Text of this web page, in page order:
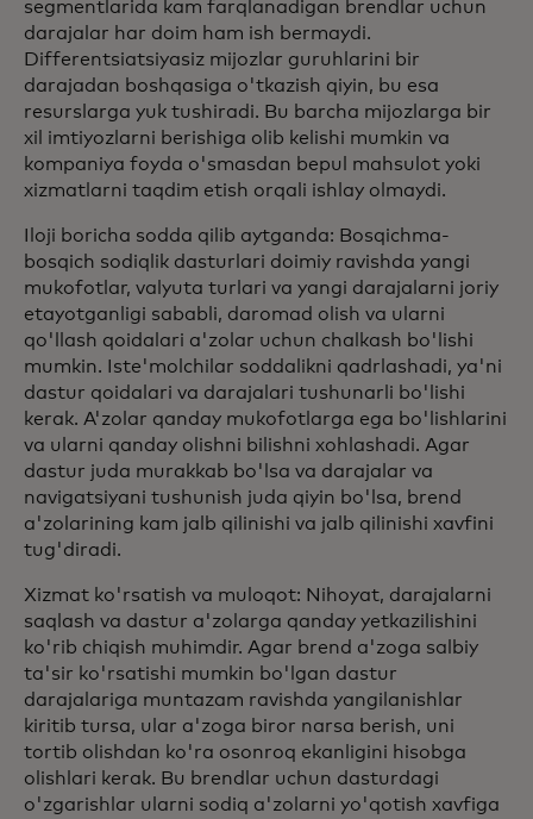
segmentlarida kam farqlanadigan brendlar uchun
darajalar har doim ham ish bermaydi.
Differentsiatsiyasiz mijozlar guruhlarini bir
darajadan boshqasiga o'tkazish qiyin, bu esa
resurslarga yuk tushiradi. Bu barcha mijozlarga bir
xil imtiyozlarni berishiga olib kelishi mumkin va
kompaniya foyda o'smasdan bepul mahsulot yoki
xizmatlarni taqdim etish orqali ishlay olmaydi.
Iloji boricha sodda qilib aytganda: Bosqichma-
bosqich sodiqlik dasturlari doimiy ravishda yangi
mukofotlar, valyuta turlari va yangi darajalarni joriy
etayotganligi sababli, daromad olish va ularni
qo'llash qoidalari a'zolar uchun chalkash bo'lishi
mumkin. Iste'molchilar soddalikni qadrlashadi, ya'ni
dastur qoidalari va darajalari tushunarli bo'lishi
kerak. A'zolar qanday mukofotlarga ega bo'lishlarini
va ularni qanday olishni bilishni xohlashadi. Agar
dastur juda murakkab bo'lsa va darajalar va
navigatsiyani tushunish juda qiyin bo'lsa, brend
a'zolarining kam jalb qilinishi va jalb qilinishi xavfini
tug'diradi.
Xizmat ko'rsatish va muloqot: Nihoyat, darajalarni
saqlash va dastur a'zolarga qanday yetkazilishini
ko'rib chiqish muhimdir. Agar brend a'zoga salbiy
ta'sir ko'rsatishi mumkin bo'lgan dastur
darajalariga muntazam ravishda yangilanishlar
kiritib tursa, ular a'zoga biror narsa berish, uni
tortib olishdan ko'ra osonroq ekanligini hisobga
olishlari kerak. Bu brendlar uchun dasturdagi
o'zgarishlar ularni sodiq a'zolarni yo'qotish xavfiga